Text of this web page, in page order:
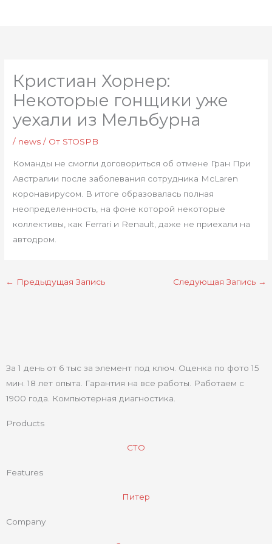
Кристиан Хорнер:
Некоторые гонщики уже
уехали из Мельбурна
/ news / От STOSPB
Команды не смогли договориться об отмене Гран При
Австралии после заболевания сотрудника McLaren
коронавирусом. В итоге образовалась полная
неопределенность, на фоне которой некоторые
коллективы, как Ferrari и Renault, даже не приехали на
автодром.
← Предыдущая Запись Следующая Запись →
За 1 день от 6 тыс за элемент под ключ. Оценка по фото 15
мин. 18 лет опыта. Гарантия на все работы. Работаем с
1900 года. Компьютерная диагностика.
Products
СТО
Features
Питер
Company